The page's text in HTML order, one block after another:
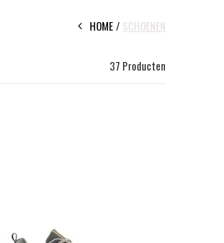
HOME SCHOENEN
37 Producten